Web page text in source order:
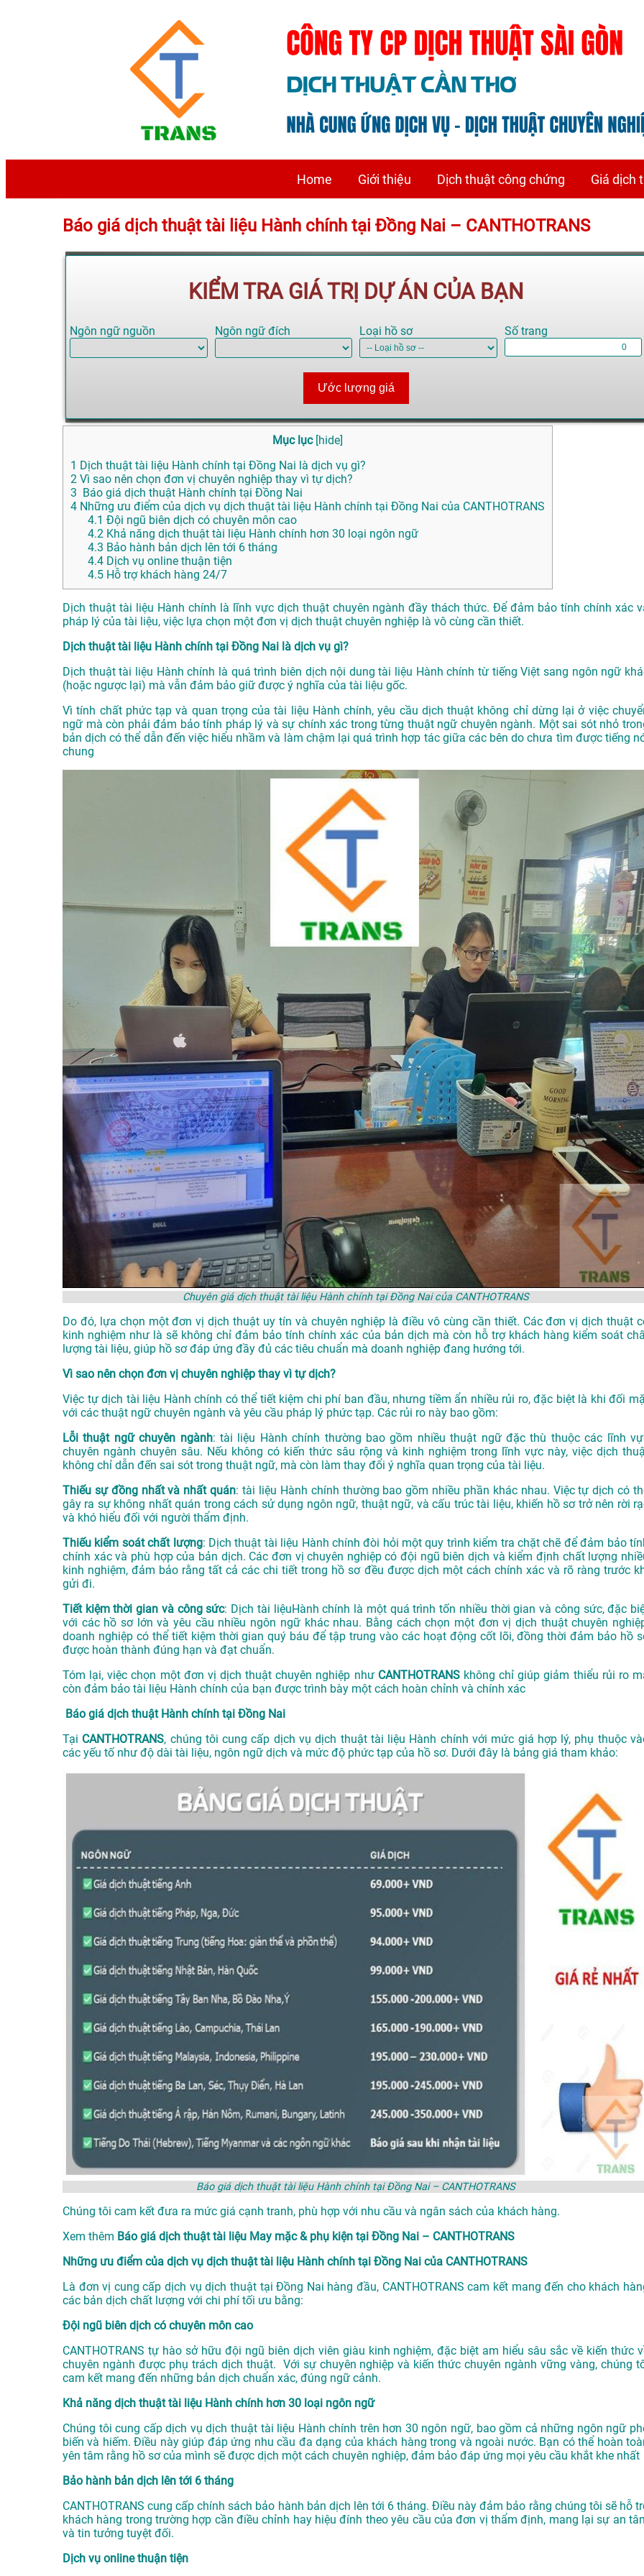
Home Giới thiệu Dịch thuật công chứng Giá dịch
Báo giá dịch thuật tài liệu Hành chính tại Đồng Nai – CANTHOTRANS
KIỂM TRA GIÁ TRỊ DỰ ÁN CỦA BẠN
Ngôn ngữ nguồn Ngôn ngữ đích Loại hồ sơ Số trang
Ước lượng giá
Mục lục [hide]
1 Dịch thuật tài liệu Hành chính tại Đồng Nai là dịch vụ gì?
2 Vì sao nên chọn đơn vị chuyên nghiệp thay vì tự dịch?
3 Báo giá dịch thuật Hành chính tại Đồng Nai
4 Những ưu điểm của dịch vụ dịch thuật tài liệu Hành chính tại Đồng Nai của CANTHOTRANS
4.1 Đội ngũ biên dịch có chuyên môn cao
4.2 Khả năng dịch thuật tài liệu Hành chính hơn 30 loại ngôn ngữ
4.3 Bảo hành bản dịch lên tới 6 tháng
4.4 Dịch vụ online thuận tiện
4.5 Hỗ trợ khách hàng 24/7
Dịch thuật tài liệu Hành chính là lĩnh vực dịch thuật chuyên ngành đầy thách thức. Để đảm bảo tính chính xác
pháp lý của tài liệu, việc lựa chọn một đơn vị dịch thuật chuyên nghiệp là vô cùng cần thiết.
Dịch thuật tài liệu Hành chính tại Đồng Nai là dịch vụ gì?
Dịch thuật tài liệu Hành chính là quá trình biên dịch nội dung tài liệu Hành chính từ tiếng Việt sang ngôn ngữ
(hoặc ngược lại) mà vẫn đảm bảo giữ được ý nghĩa của tài liệu gốc.
Vì tính chất phức tạp và quan trọng của tài liệu Hành chính, yêu cầu dịch thuật không chỉ dừng lại ở việc
ngữ mà còn phải đảm bảo tính pháp lý và sự chính xác trong từng thuật ngữ chuyên ngành. Một sai sót nhỏ
bản dịch có thể dẫn đến việc hiểu nhầm và làm chậm lại quá trình hợp tác giữa các bên do chưa tìm được tiếng
chung
Chuyên giá dịch thuật tài liệu Hành chính tại Đồng Nai của CANTHOTRANS
Do đó, lựa chọn một đơn vị dịch thuật uy tín và chuyên nghiệp là điều vô cùng cần thiết. Các đơn vị dịch thuật
kinh nghiệm như là sẽ không chỉ đảm bảo tính chính xác của bản dịch mà còn hỗ trợ khách hàng kiểm soát
lượng tài liệu, giúp hồ sơ đáp ứng đầy đủ các tiêu chuẩn mà doanh nghiệp đang hướng tới.
Vì sao nên chọn đơn vị chuyên nghiệp thay vì tự dịch?
Việc tự dịch tài liệu Hành chính có thể tiết kiệm chi phí ban đầu, nhưng tiềm ẩn nhiều rủi ro, đặc biệt là khi đối
với các thuật ngữ chuyên ngành và yêu cầu pháp lý phức tạp. Các rủi ro này bao gồm:
Lỗi thuật ngữ chuyên ngành: tài liệu Hành chính thường bao gồm nhiều thuật ngữ đặc thù thuộc các lĩnh
chuyên ngành chuyên sâu. Nếu không có kiến thức sâu rộng và kinh nghiệm trong lĩnh vực này, việc dịch
không chỉ dẫn đến sai sót trong thuật ngữ, mà còn làm thay đổi ý nghĩa quan trọng của tài liệu.
Thiếu sự đồng nhất và nhất quán: tài liệu Hành chính thường bao gồm nhiều phần khác nhau. Việc tự dịch có
gây ra sự không nhất quán trong cách sử dụng ngôn ngữ, thuật ngữ, và cấu trúc tài liệu, khiến hồ sơ trở nên rời
và khó hiểu đối với người thẩm định.
Thiếu kiểm soát chất lượng: Dịch thuật tài liệu Hành chính đòi hỏi một quy trình kiểm tra chặt chẽ để đảm bảo
chính xác và phù hợp của bản dịch. Các đơn vị chuyên nghiệp có đội ngũ biên dịch và kiểm định chất lượng
kinh nghiệm, đảm bảo rằng tất cả các chi tiết trong hồ sơ đều được dịch một cách chính xác và rõ ràng trước
gửi đi.
Tiết kiệm thời gian và công sức: Dịch tài liệuHành chính là một quá trình tốn nhiều thời gian và công sức, đặc
với các hồ sơ lớn và yêu cầu nhiều ngôn ngữ khác nhau. Bằng cách chọn một đơn vị dịch thuật chuyên
doanh nghiệp có thể tiết kiệm thời gian quý báu để tập trung vào các hoạt động cốt lõi, đồng thời đảm bảo hồ
được hoàn thành đúng hạn và đạt chuẩn.
Tóm lại, việc chọn một đơn vị dịch thuật chuyên nghiệp như CANTHOTRANSkhông chỉ giúp giảm thiểu rủi ro
còn đảm bảo tài liệu Hành chính của bạn được trình bày một cách hoàn chỉnh và chính xác
Báo giá dịch thuật Hành chính tại Đồng Nai
Tại CANTHOTRANS, chúng tôi cung cấp dịch vụ dịch thuật tài liệu Hành chính với mức giá hợp lý, phụ thuộc
các yếu tố như độ dài tài liệu, ngôn ngữ dịch và mức độ phức tạp của hồ sơ. Dưới đây là bảng giá tham khảo:
Báo giá dịch thuật tài liệu Hành chính tại Đồng Nai – CANTHOTRANS
Chúng tôi cam kết đưa ra mức giá cạnh tranh, phù hợp với nhu cầu và ngân sách của khách hàng.
Xem thêm Báo giá dịch thuật tài liệu May mặc & phụ kiện tại Đồng Nai – CANTHOTRANS
Những ưu điểm của dịch vụ dịch thuật tài liệu Hành chính tại Đồng Nai của CANTHOTRANS
Là đơn vị cung cấp dịch vụdịch thuật tại Đồng Nai hàng đầu, CANTHOTRANS cam kết mang đến cho khách
các bản dịch chất lượng với chi phí tối ưu bằng:
Đội ngũ biên dịch có chuyên môn cao
CANTHOTRANS tự hào sở hữu đội ngũ biên dịch viên giàu kinh nghiệm, đặc biệt am hiểu sâu sắc về kiến thức
chuyên ngành được phụ trách dịch thuật. Với sự chuyên nghiệp và kiến thức chuyên ngành vững vàng, chúng
cam kết mang đến những bản dịch chuẩn xác, đúng ngữ cảnh.
Khả năng dịch thuật tài liệu Hành chính hơn 30 loại ngôn ngữ
Chúng tôi cung cấp dịch vụ dịch thuật tài liệu Hành chính trên hơn 30 ngôn ngữ, bao gồm cả những ngôn ngữ
biến và hiếm. Điều này giúp đáp ứng nhu cầu đa dạng của khách hàng trong và ngoài nước. Bạn có thể hoàn
yên tâm rằng hồ sơ của mình sẽ được dịch một cách chuyên nghiệp, đảm bảo đáp ứng mọi yêu cầu khắt khe nhất
Bảo hành bản dịch lên tới 6 tháng
CANTHOTRANS cung cấp chính sách bảo hành bản dịch lên tới 6 tháng. Điều này đảm bảo rằng chúng tôi sẽ hỗ
khách hàng trong trường hợp cần điều chỉnh hay hiệu đính theo yêu cầu của đơn vị thẩm định, mang lại sự an
và tin tưởng tuyệt đối.
Dịch vụ online thuận tiện